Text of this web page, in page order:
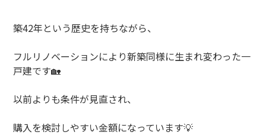
築42年という歴史を持ちながら、
フルリノベーションにより新築同様に生まれ変わった一
戸建です🏡
以前よりも条件が見直され、
購入を検討しやすい金額になっています💡